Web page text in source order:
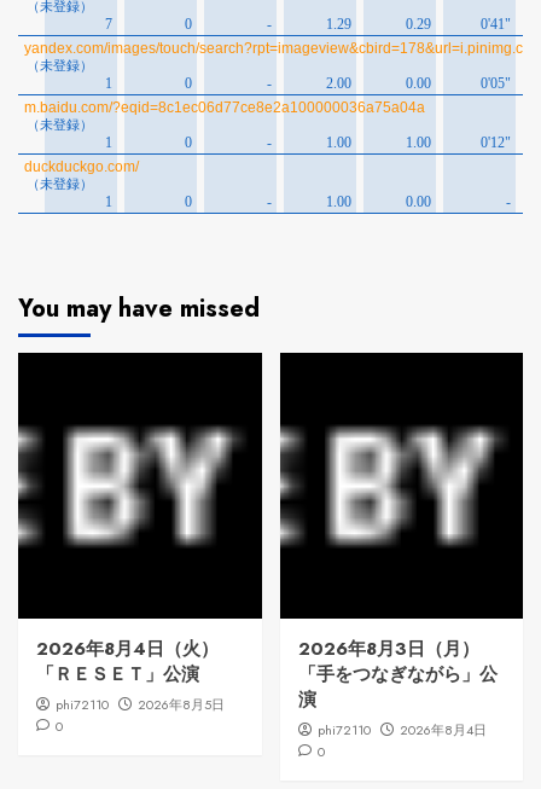
You may have missed
2026年8月4日（火）
「ＲＥＳＥＴ」公演
phi72110
2026年8月5日
0
2026年8月3日（月）
「手をつなぎながら」公
演
phi72110
2026年8月4日
0